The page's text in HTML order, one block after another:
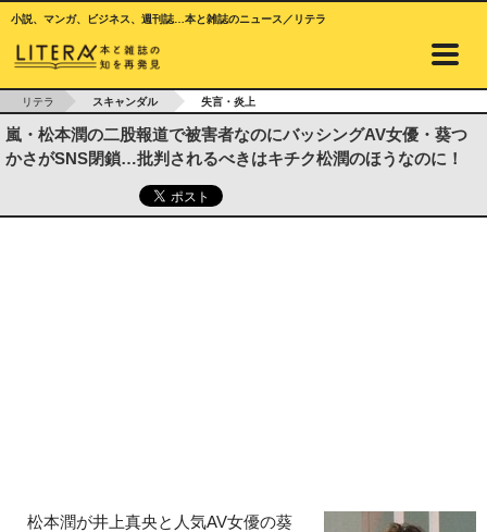
小説、マンガ、ビジネス、週刊誌…本と雑誌のニュース／リテラ
リテラ スキャンダル 失言・炎上
嵐・松本潤の二股報道で被害者なのにバッシングAV女優・葵つ
かさがSNS閉鎖…批判されるべきはキチク松潤のほうなのに！
松本潤が井上真央と人気AV女優の葵